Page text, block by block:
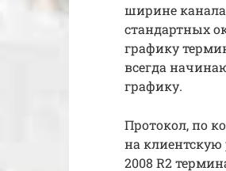
ширине канала
стандартных
графику
всегда
графику.
Протокол, по
на клиентскую
2008 R2